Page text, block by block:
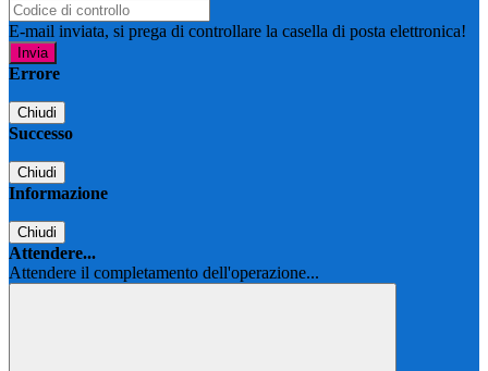
E-mail inviata, si prega di controllare la casella di posta elettronica!
Errore
Chiudi
Successo
Chiudi
Informazione
Chiudi
Attendere...
Attendere il completamento dell'operazione...